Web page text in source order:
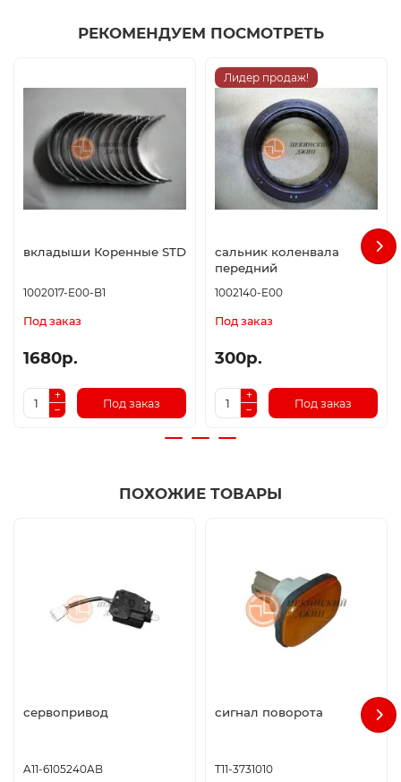
РЕКОМЕНДУЕМ ПОСМОТРЕТЬ
вкладыши Коренные STD
1002017-E00-B1
Под заказ
1680р.
Под заказ
Лидер продаж!
сальник коленвала
передний
1002140-E00
Под заказ
300р.
Под заказ
ПОХОЖИЕ ТОВАРЫ
сервопривод
A11-6105240AB
сигнал поворота
T11-3731010